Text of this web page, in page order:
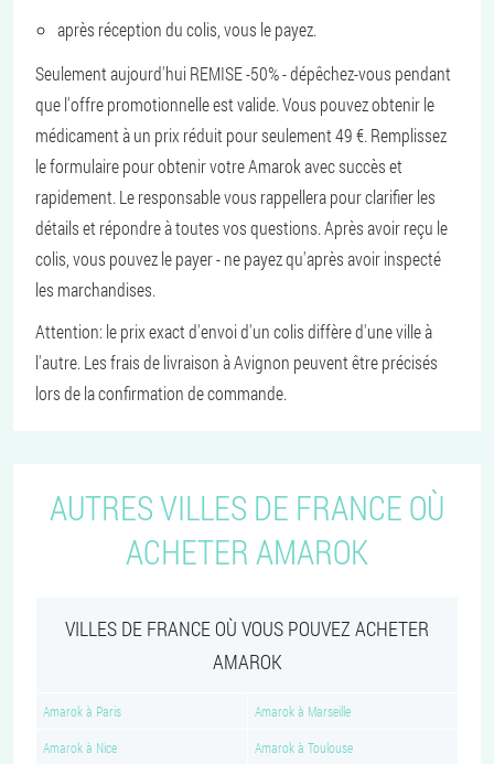
après réception du colis, vous le payez.
Seulement aujourd'hui REMISE -50% - dépêchez-vous pendant
que l'offre promotionnelle est valide. Vous pouvez obtenir le
médicament à un prix réduit pour seulement 49 €. Remplissez
le formulaire pour obtenir votre Amarok avec succès et
rapidement. Le responsable vous rappellera pour clarifier les
détails et répondre à toutes vos questions. Après avoir reçu le
colis, vous pouvez le payer - ne payez qu'après avoir inspecté
les marchandises.
Attention: le prix exact d'envoi d'un colis diffère d'une ville à
l'autre. Les frais de livraison à Avignon peuvent être précisés
lors de la confirmation de commande.
AUTRES VILLES DE FRANCE OÙ
ACHETER AMAROK
VILLES DE FRANCE OÙ VOUS POUVEZ ACHETER
AMAROK
Amarok à Paris Amarok à Marseille
Amarok à Nice Amarok à Toulouse